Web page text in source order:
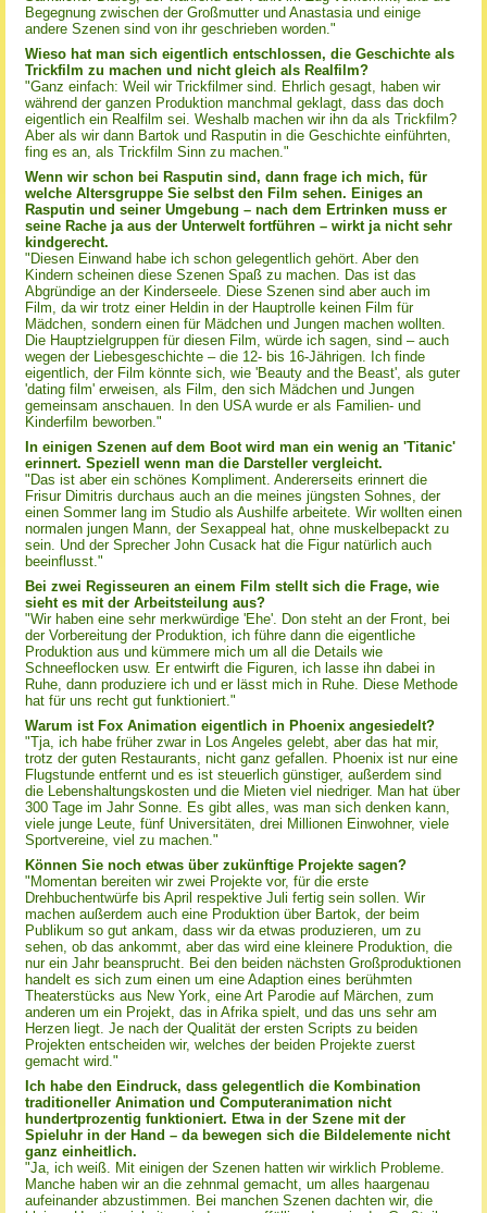
Begegnung zwischen der Großmutter und Anastasia und einige
andere Szenen sind von ihr geschrieben worden."
Wieso hat man sich eigentlich entschlossen, die Geschichte als
Trickfilm zu machen und nicht gleich als Realfilm?
"Ganz einfach: Weil wir Trickfilmer sind. Ehrlich gesagt, haben wir
während der ganzen Produktion manchmal geklagt, dass das doch
eigentlich ein Realfilm sei. Weshalb machen wir ihn da als Trickfilm?
Aber als wir dann Bartok und Rasputin in die Geschichte einführten,
fing es an, als Trickfilm Sinn zu machen."
Wenn wir schon bei Rasputin sind, dann frage ich mich, für
welche Altersgruppe Sie selbst den Film sehen. Einiges an
Rasputin und seiner Umgebung – nach dem Ertrinken muss er
seine Rache ja aus der Unterwelt fortführen – wirkt ja nicht sehr
kindgerecht.
"Diesen Einwand habe ich schon gelegentlich gehört. Aber den
Kindern scheinen diese Szenen Spaß zu machen. Das ist das
Abgründige an der Kinderseele. Diese Szenen sind aber auch im
Film, da wir trotz einer Heldin in der Hauptrolle keinen Film für
Mädchen, sondern einen für Mädchen und Jungen machen wollten.
Die Hauptzielgruppen für diesen Film, würde ich sagen, sind – auch
wegen der Liebesgeschichte – die 12- bis 16-Jährigen. Ich finde
eigentlich, der Film könnte sich, wie 'Beauty and the Beast', als guter
'dating film' erweisen, als Film, den sich Mädchen und Jungen
gemeinsam anschauen. In den USA wurde er als Familien- und
Kinderfilm beworben."
In einigen Szenen auf dem Boot wird man ein wenig an 'Titanic'
erinnert. Speziell wenn man die Darsteller vergleicht.
"Das ist aber ein schönes Kompliment. Andererseits erinnert die
Frisur Dimitris durchaus auch an die meines jüngsten Sohnes, der
einen Sommer lang im Studio als Aushilfe arbeitete. Wir wollten einen
normalen jungen Mann, der Sexappeal hat, ohne muskelbepackt zu
sein. Und der Sprecher John Cusack hat die Figur natürlich auch
beeinflusst."
Bei zwei Regisseuren an einem Film stellt sich die Frage, wie
sieht es mit der Arbeitsteilung aus?
"Wir haben eine sehr merkwürdige 'Ehe'. Don steht an der Front, bei
der Vorbereitung der Produktion, ich führe dann die eigentliche
Produktion aus und kümmere mich um all die Details wie
Schneeflocken usw. Er entwirft die Figuren, ich lasse ihn dabei in
Ruhe, dann produziere ich und er lässt mich in Ruhe. Diese Methode
hat für uns recht gut funktioniert."
Warum ist Fox Animation eigentlich in Phoenix angesiedelt?
"Tja, ich habe früher zwar in Los Angeles gelebt, aber das hat mir,
trotz der guten Restaurants, nicht ganz gefallen. Phoenix ist nur eine
Flugstunde entfernt und es ist steuerlich günstiger, außerdem sind
die Lebenshaltungskosten und die Mieten viel niedriger. Man hat über
300 Tage im Jahr Sonne. Es gibt alles, was man sich denken kann,
viele junge Leute, fünf Universitäten, drei Millionen Einwohner, viele
Sportvereine, viel zu machen."
Können Sie noch etwas über zukünftige Projekte sagen?
"Momentan bereiten wir zwei Projekte vor, für die erste
Drehbuchentwürfe bis April respektive Juli fertig sein sollen. Wir
machen außerdem auch eine Produktion über Bartok, der beim
Publikum so gut ankam, dass wir da etwas produzieren, um zu
sehen, ob das ankommt, aber das wird eine kleinere Produktion, die
nur ein Jahr beansprucht. Bei den beiden nächsten Großproduktionen
handelt es sich zum einen um eine Adaption eines berühmten
Theaterstücks aus New York, eine Art Parodie auf Märchen, zum
anderen um ein Projekt, das in Afrika spielt, und das uns sehr am
Herzen liegt. Je nach der Qualität der ersten Scripts zu beiden
Projekten entscheiden wir, welches der beiden Projekte zuerst
gemacht wird."
Ich habe den Eindruck, dass gelegentlich die Kombination
traditioneller Animation und Computeranimation nicht
hundertprozentig funktioniert. Etwa in der Szene mit der
Spieluhr in der Hand – da bewegen sich die Bildelemente nicht
ganz einheitlich.
"Ja, ich weiß. Mit einigen der Szenen hatten wir wirklich Probleme.
Manche haben wir an die zehnmal gemacht, um alles haargenau
aufeinander abzustimmen. Bei manchen Szenen dachten wir, die